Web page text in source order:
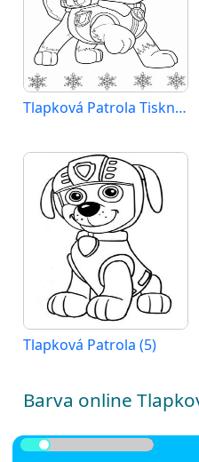
Tlapková Patrola Tisknutelné
Tlapková Patrola (5)
Barva online